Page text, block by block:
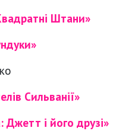
Штани»
Сильванії»
і його друзі»